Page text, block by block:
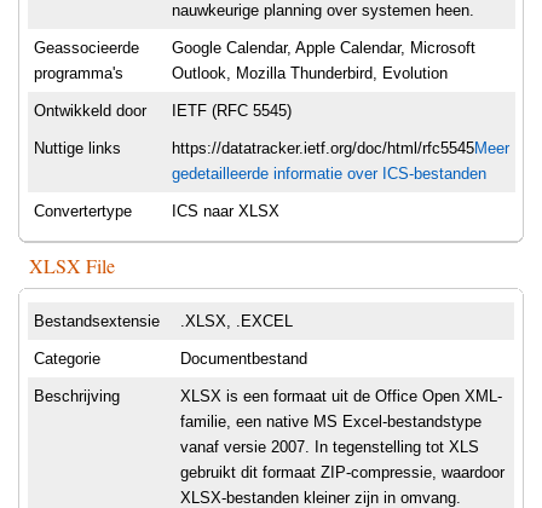
nauwkeurige planning over systemen heen.
Geassocieerde
programma's
Google Calendar, Apple Calendar, Microsoft
Outlook, Mozilla Thunderbird, Evolution
Ontwikkeld door IETF (RFC 5545)
Nuttige links https://datatracker.ietf.org/doc/html/rfc5545Meer
gedetailleerde informatie over ICS-bestanden
Convertertype ICS naar XLSX
XLSX File
Bestandsextensie .XLSX, .EXCEL
Categorie Documentbestand
Beschrijving
XLSX is een formaat uit de Office Open XML-
familie, een native MS Excel-bestandstype
vanaf versie 2007. In tegenstelling tot XLS
gebruikt dit formaat ZIP-compressie, waardoor
XLSX-bestanden kleiner zijn in omvang.